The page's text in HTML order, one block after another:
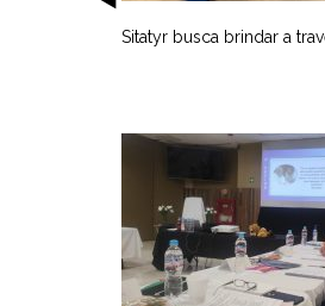
Sitatyr busca brindar a